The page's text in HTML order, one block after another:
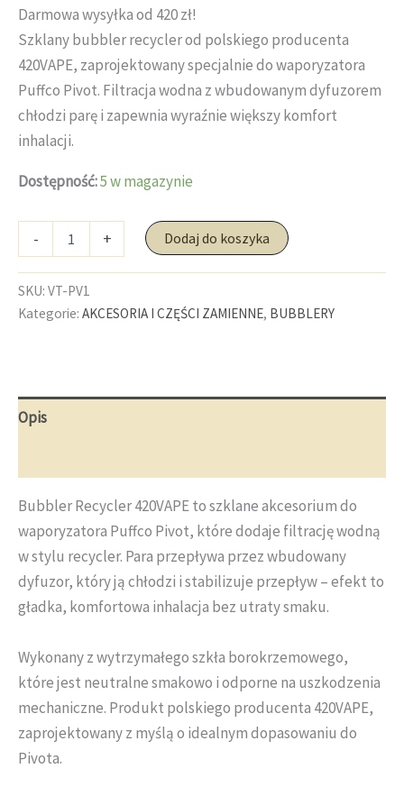
85,00 zł.80,00 zł.
Darmowa wysyłka od 420 zł!
Szklany bubbler recycler od polskiego producenta
420VAPE, zaprojektowany specjalnie do waporyzatora
Puffco Pivot. Filtracja wodna z wbudowanym dyfuzorem
chłodzi parę i zapewnia wyraźnie większy komfort
inhalacji.
Dostępność:5 w magazynie
-
Bubbler
420VAPE
do
Puffco
+ Dodaj do koszyka
SKU: VT-PV1
Kategorie: AKCESORIA I CZĘŚCI ZAMIENNE, BUBBLERY
Opis
Bubbler Recycler 420VAPE to szklane akcesorium do
waporyzatora Puffco Pivot, które dodaje filtrację wodną
w stylu recycler. Para przepływa przez wbudowany
dyfuzor, który ją chłodzi i stabilizuje przepływ – efekt to
gładka, komfortowa inhalacja bez utraty smaku.
Wykonany z wytrzymałego szkła borokrzemowego,
które jest neutralne smakowo i odporne na uszkodzenia
mechaniczne. Produkt polskiego producenta 420VAPE,
zaprojektowany z myślą o idealnym dopasowaniu do
Pivota.